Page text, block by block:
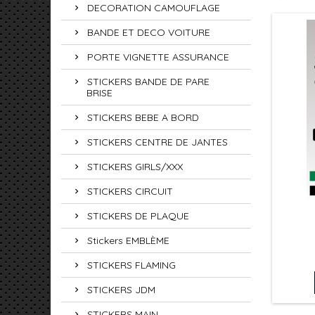
DECORATION CAMOUFLAGE
BANDE ET DECO VOITURE
PORTE VIGNETTE ASSURANCE
STICKERS BANDE DE PARE
BRISE
STICKERS BEBE A BORD
STICKERS CENTRE DE JANTES
STICKERS GIRLS/XXX
STICKERS CIRCUIT
STICKERS DE PLAQUE
Stickers EMBLÈME
STICKERS FLAMING
STICKERS JDM